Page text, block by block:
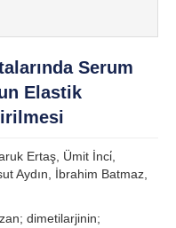
Serum
Elastik
Ertaş, Ümit İnci̇,
Aydın, İbrahim Batmaz,
dimetilarjinin;